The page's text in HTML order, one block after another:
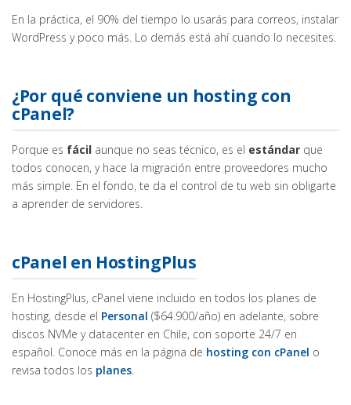
En la práctica, el 90% del tiempo lo usarás para correos, instalar
WordPress y poco más. Lo demás está ahí cuando lo necesites.
¿Por qué conviene un hosting con
cPanel?
Porque es fácil aunque no seas técnico, es el estándar que
todos conocen, y hace la migración entre proveedores mucho
más simple. En el fondo, te da el control de tu web sin obligarte
a aprender de servidores.
cPanel en HostingPlus
En HostingPlus, cPanel viene incluido en todos los planes de
hosting, desde el Personal ($64.900/año) en adelante, sobre
discos NVMe y datacenter en Chile, con soporte 24/7 en
español. Conoce más en la página de hosting con cPanel o
revisa todos los planes.